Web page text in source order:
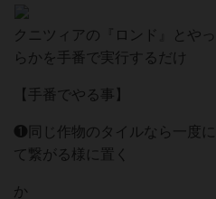
クニツィアの『ロンド』とや
らかを手番で実行するだけ
【手番でやる事】
❶同じ作物のタイルなら一度
て繋がる様に置く
か